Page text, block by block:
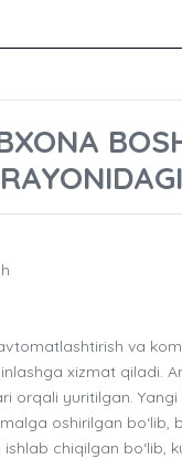
va
xizmat qiladi.
orqali yuritilgan.
oshirilgan bo‘lib,
chiqilgan bo‘lib,